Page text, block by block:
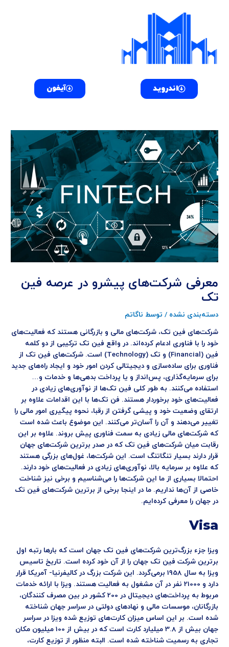
اندروید آیفون
معرفی شرکت‌های پیشرو در عرصه فین
تک
دسته‌بندی نشده / توسط ناگاتم
شرکت‌های فین تک، شرکت‌های مالی و بازرگانی هستند که فعالیت‌های
خود را با فناوری ادعام کرده‌اند. در واقع فین تک ترکیبی از دو کلمه
فین (Financial) و تک (Technology) است. شرکت‌های فین تک‌ از
فناوری برای ساده‌سازی و دیجیتالی کردن امور خود و ایجاد راه‌های جدید
برای سرمایه‌گذاری، پس‌انداز و یا پرداخت بدهی‌ها و خدمات و…
استفاده می‌کنند. به طور کلی فین تک‌ها از نوآوری‌های زیادی در
فعالیت‌های خود برخوردار هستند. فن تک‌ها با این اقدامات علاوه بر
ارتقای وضعیت خود و پیشی گرفتن از رقبا، نحوه پیگیری امور مالی را
تغییر می‌دهند و آن را آسان‌تر می‌کنند. این موضوع باعث شده است
که شرکت‌های مالی زیادی به سمت فناوری پیش بروند. علاوه بر این
رقابت میان شرکت‌های فین تک که در صدر برترین شرکت‌های جهان
قرار دارند بسیار تنگاتنگ است. این شرکت‌ها، غول‌های بزرگی هستند
که علاوه بر سرمایه بالا، نوآوری‌های زیادی در فعالیت‌های خود دارند.
احتمالا بسیاری از ما این شرکت‌ها را می‌شناسیم و برخی نیز شناخت
خاصی از آن‌ها نداریم. ما در اینجا برخی از برترین شرکت‌های فین تک
در جهان را معرفی کرده‌ایم.
Visa
ویزا جزء بزرگ‌ترین شرکت‌های فین تک جهان است که بارها رتبه اول
برترین شرکت فین تک جهان را از آن خود کرده است. تاریخ تاسیس
ویزا به سال 1958 برمی‌گردد. این شرکت بزرگ در کالیفرنیا- آمریکا قرار
دارد و 21000 نفر در آن مشغول به فعالیت هستند. ویزا با ارائه خدمات
مربوط به پرداخت‌های دیجیتال در 200 کشور در بین مصرف کنندگان،
بازرگانان، موسسات مالی و نهادهای دولتی در سراسر جهان شناخته
شده است. بر این اساس میزان کارت‌های توزیع شده ویزا در سراسر
جهان بیش از 3.8 میلیارد کارت است که در بیش از 100 میلیون مکان
تجاری به رسمیت شناخته شده است. البته منظور از توزیع کارت،